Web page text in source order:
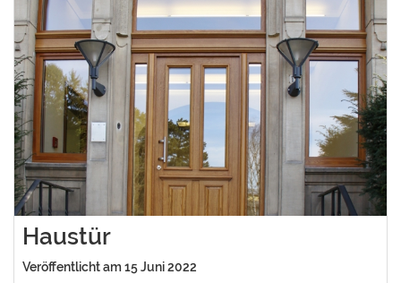
Haustür
Veröffentlicht am 15 Juni 2022